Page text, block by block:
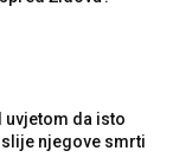
uvjetom da isto
njegove smrti